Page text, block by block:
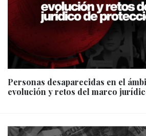
Personas desaparecidas en el
evolución y retos del marco